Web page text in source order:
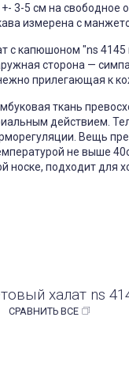
3-5 см на свободное
измерена с
с капюшоном "ns 4145
сторона —
прилегающая к
ткань
действием.
Вещь
не выше 40
носке, подходит для
халат ns
СРАВНИТЬ ВСЕ